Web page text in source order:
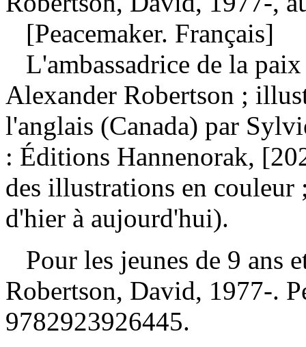
[Peacemaker. Français]
L'ambassadrice de la
Alexander Robertson ;
l'anglais (Canada) par
: Éditions Hannenorak,
des illustrations en
d'hier à aujourd'hui).
Pour les jeunes de 9
Robertson, David, 1977-.
9782923926445.